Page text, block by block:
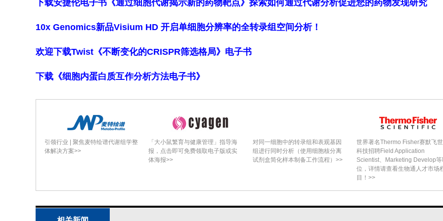
下载安捷伦电子书《通过细胞代谢揭示新的药物靶点》探索如何通过代谢分析促进您的药物发现研究
10x Genomics新品Visium HD 开启单细胞分辨率的全转录组空间分析！
欢迎下载Twist《不断变化的CRISPR筛选格局》电子书
下载《细胞内蛋白质互作分析方法电子书》
引领行业 | 聚焦麦特绘谱代谢组学整
体解决方案>>
「大小鼠繁育与健康管理」指导海
报，点击即可免费领取电子版或实
体海报>>
对同一细胞中的转录组和表观基因
组进行同时分析（使用细胞核分离
试剂盒简化样本制备工作流程）>>
世界著名Thermo Fisher赛默飞
科技招聘Field Application
Scientist、Marketing Develop等
位，详情请查看生物通人才市场
目！>>